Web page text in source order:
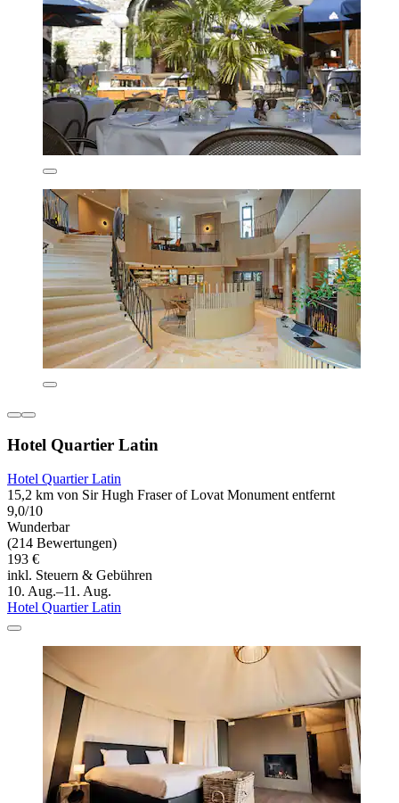
Hotel Quartier Latin
Hotel Quartier Latin
15,2 km von Sir Hugh Fraser of Lovat Monument entfernt
9,0/10
Wunderbar
(214 Bewertungen)
193 €
inkl. Steuern & Gebühren
10. Aug.–11. Aug.
Hotel Quartier Latin